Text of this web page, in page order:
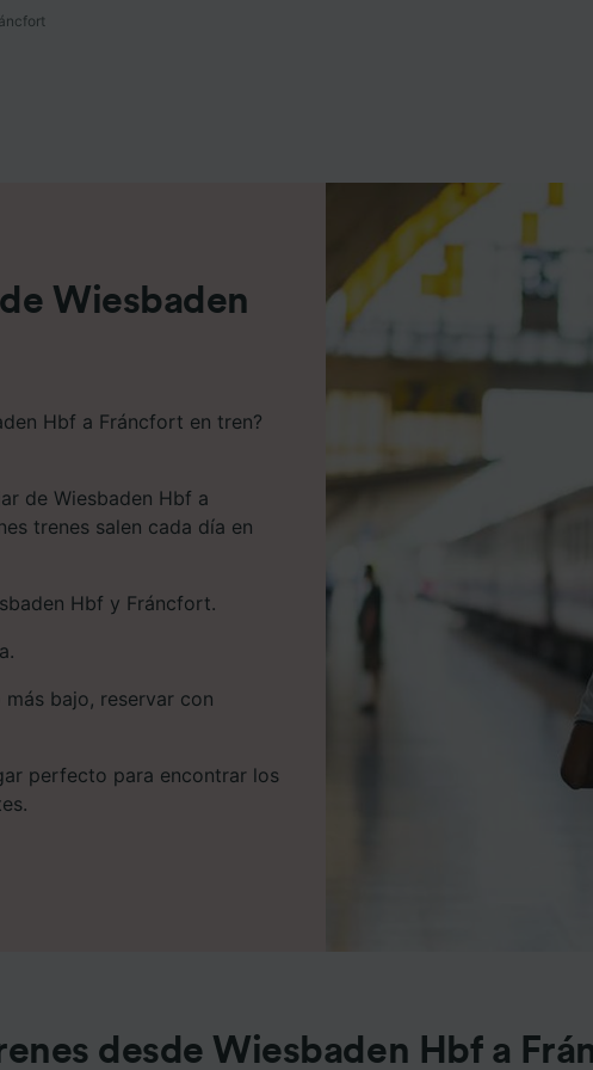
Wiesbaden
Hbf a Fráncfort en tren?
de Wiesbaden Hbf a
trenes salen cada día en
Hbf y Fráncfort.
bajo, reservar con
perfecto para encontrar los
desde Wiesbaden Hbf a
de asociados (proveedores)